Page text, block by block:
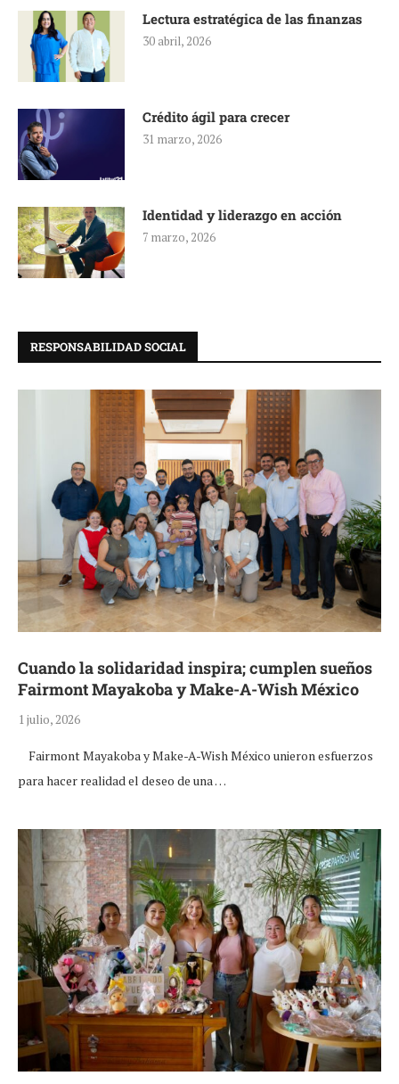
Lectura estratégica de las finanzas
30 abril, 2026
Crédito ágil para crecer
31 marzo, 2026
Identidad y liderazgo en acción
7 marzo, 2026
RESPONSABILIDAD SOCIAL
Cuando la solidaridad inspira; cumplen sueños
Fairmont Mayakoba y Make-A-Wish México
1 julio, 2026
Fairmont Mayakoba y Make-A-Wish México unieron esfuerzos
para hacer realidad el deseo de una …